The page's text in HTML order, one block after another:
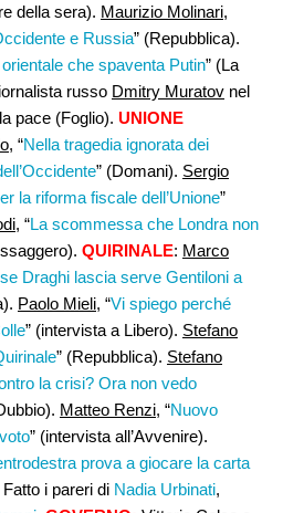
della sera). Maurizio Molinari,
e Russia” (Repubblica).
che spaventa Putin” (La
russo Dmitry Muratov nel
pace (Foglio). UNIONE
, “Nella tragedia ignorata dei
” (Domani). Sergio
la riforma fiscale dell’Unione”
, “La scommessa che Londra non
QUIRINALE: Marco
Draghi lascia serve Gentiloni a
Paolo Mieli, “Vi spiego perché
” (intervista a Libero). Stefano
” (Repubblica). Stefano
la crisi? Ora non vedo
Matteo Renzi, “Nuovo
” (intervista all’Avvenire).
prova a giocare la carta
i pareri di Nadia Urbinati,